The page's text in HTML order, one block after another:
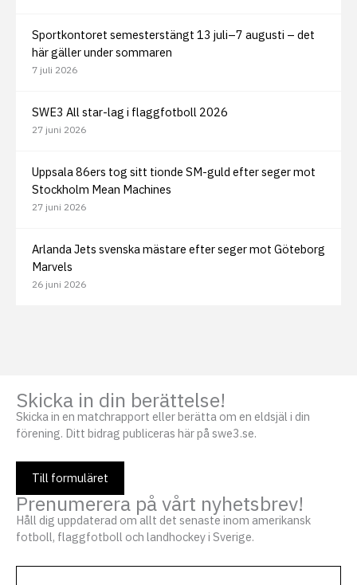
Sportkontoret semesterstängt 13 juli–7 augusti – det
här gäller under sommaren
7 juli 2026
SWE3 All star-lag i flaggfotboll 2026
27 juni 2026
Uppsala 86ers tog sitt tionde SM-guld efter seger mot
Stockholm Mean Machines
27 juni 2026
Arlanda Jets svenska mästare efter seger mot Göteborg
Marvels
26 juni 2026
Skicka in din berättelse!
Skicka in en matchrapport eller berätta om en eldsjäl i din
förening. Ditt bidrag publiceras här på swe3.se.
Till formuläret
Prenumerera på vårt nyhetsbrev!
Håll dig uppdaterad om allt det senaste inom amerikansk
fotboll, flaggfotboll och landhockey i Sverige.